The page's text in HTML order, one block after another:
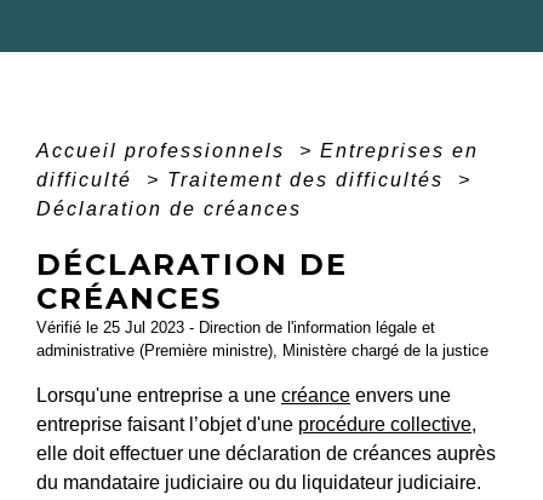
Accueil professionnels > Entreprises en
difficulté
> Traitement des difficultés
>
Déclaration de créances
DÉCLARATION DE
CRÉANCES
Vérifié le 25 Jul 2023 - Direction de l'information légale et
administrative (Première ministre), Ministère chargé de la justice
Lorsqu'une entreprise a une créance envers une
entreprise faisant l’objet d'une procédure collective,
elle doit effectuer une déclaration de créances auprès
du mandataire judiciaire ou du liquidateur judiciaire.